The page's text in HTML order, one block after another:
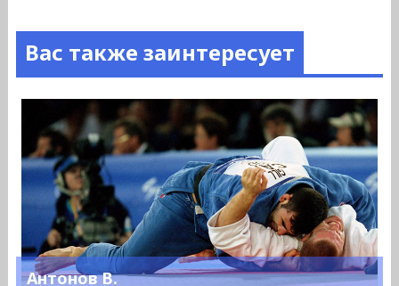
Вас также заинтересует
Антонов В.